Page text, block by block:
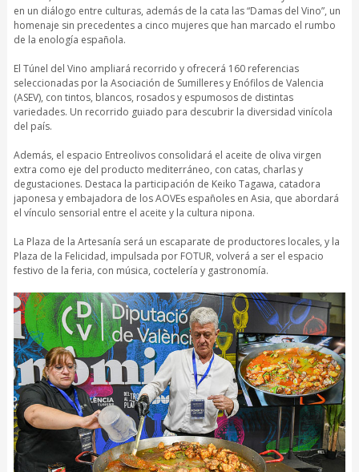
en un diálogo entre culturas, además de la cata las “Damas del Vino”, un
homenaje sin precedentes a cinco mujeres que han marcado el rumbo
de la enología española.
El Túnel del Vino ampliará recorrido y ofrecerá 160 referencias
seleccionadas por la Asociación de Sumilleres y Enófilos de Valencia
(ASEV), con tintos, blancos, rosados y espumosos de distintas
variedades. Un recorrido guiado para descubrir la diversidad vinícola
del país.
Además, el espacio Entreolivos consolidará el aceite de oliva virgen
extra como eje del producto mediterráneo, con catas, charlas y
degustaciones. Destaca la participación de Keiko Tagawa, catadora
japonesa y embajadora de los AOVEs españoles en Asia, que abordará
el vínculo sensorial entre el aceite y la cultura nipona.
La Plaza de la Artesanía será un escaparate de productores locales, y la
Plaza de la Felicidad, impulsada por FOTUR, volverá a ser el espacio
festivo de la feria, con música, coctelería y gastronomía.